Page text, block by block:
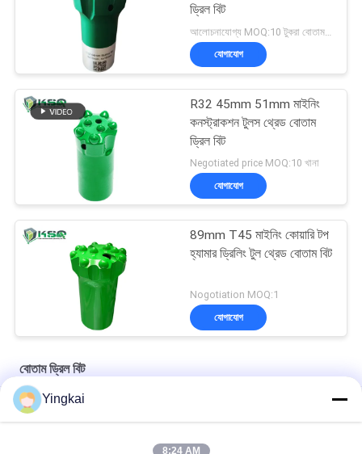
ড্রিল বিট
যোগাযোগ
R32 45mm 51mm মাইনিং
কনস্ট্রাকশন টুলস থ্রেড বোতাম
ড্রিল বিট
Negotiated price MOQ:10 খানা
যোগাযোগ
89mm T45 মাইনিং কোয়ারি টপ
হ্যামার ড্রিলিং টুল থ্রেড বোতাম বিট
Nogotiation MOQ:1
যোগাযোগ
বোতাম ড্রিল বিট
R32 / R25 রক ড্রিলিং টুলস টাংস্টেন কার্বাইড ড্রিল বিট শ্যাঙ্ক পাইলট অ্যাডাপ্টার
Yingkai
8:24 AM